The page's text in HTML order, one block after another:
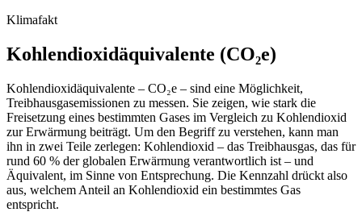
Klimafakt
Kohlendioxidäquivalente (CO₂e)
Kohlendioxidäquivalente – CO₂e – sind eine Möglichkeit,
Treibhausgasemissionen zu messen. Sie zeigen, wie stark die
Freisetzung eines bestimmten Gases im Vergleich zu Kohlendioxid
zur Erwärmung beiträgt. Um den Begriff zu verstehen, kann man
ihn in zwei Teile zerlegen: Kohlendioxid – das Treibhausgas, das für
rund 60 % der globalen Erwärmung verantwortlich ist – und
Äquivalent, im Sinne von Entsprechung. Die Kennzahl drückt also
aus, welchem Anteil an Kohlendioxid ein bestimmtes Gas
entspricht.